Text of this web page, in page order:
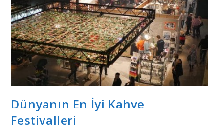
Dünyanın En İyi Kahve
Festivalleri